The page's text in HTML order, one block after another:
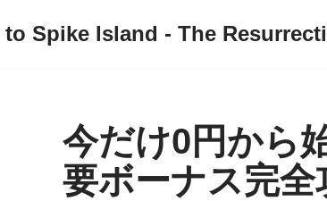
to Spike Island - The
今だけ0円から
要ボーナス完全